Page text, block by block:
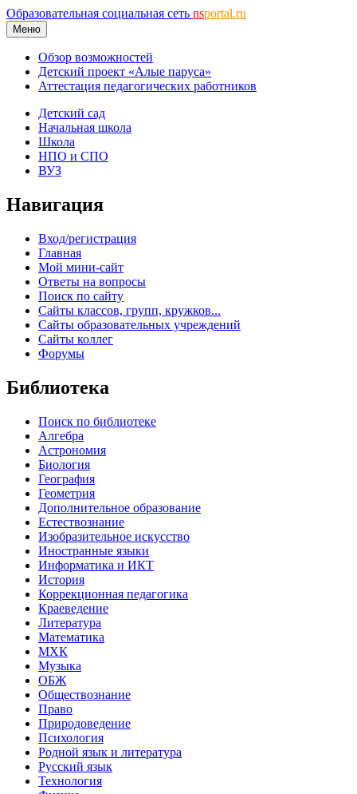
Образовательная социальная сеть nsportal.ru
Меню
Обзор возможностей
Детский проект «Алые паруса»
Аттестация педагогических работников
Детский сад
Начальная школа
Школа
НПО и СПО
ВУЗ
Навигация
Вход/регистрация
Главная
Мой мини-сайт
Ответы на вопросы
Поиск по сайту
Сайты классов, групп, кружков...
Сайты образовательных учреждений
Сайты коллег
Форумы
Библиотека
Поиск по библиотеке
Алгебра
Астрономия
Биология
География
Геометрия
Дополнительное образование
Естествознание
Изобразительное искусство
Иностранные языки
Информатика и ИКТ
История
Коррекционная педагогика
Краеведение
Литература
Математика
МХК
Музыка
ОБЖ
Обществознание
Право
Природоведение
Психология
Родной язык и литература
Русский язык
Технология